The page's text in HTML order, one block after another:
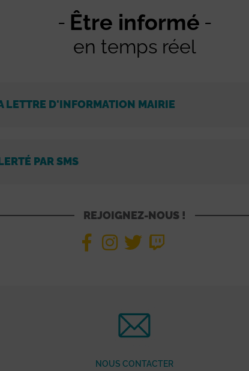
Être informé
en temps réel
LETTRE D'INFORMATION MAIRIE
PAR SMS
REJOIGNEZ-NOUS !
NOUS CONTACTER